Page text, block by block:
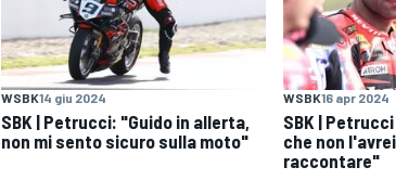
WSBK14 giu 2024
SBK | Petrucci: "Guido in allerta,
non mi sento sicuro sulla moto"
WSBK16 apr 2024
SBK |
che non
raccontare"